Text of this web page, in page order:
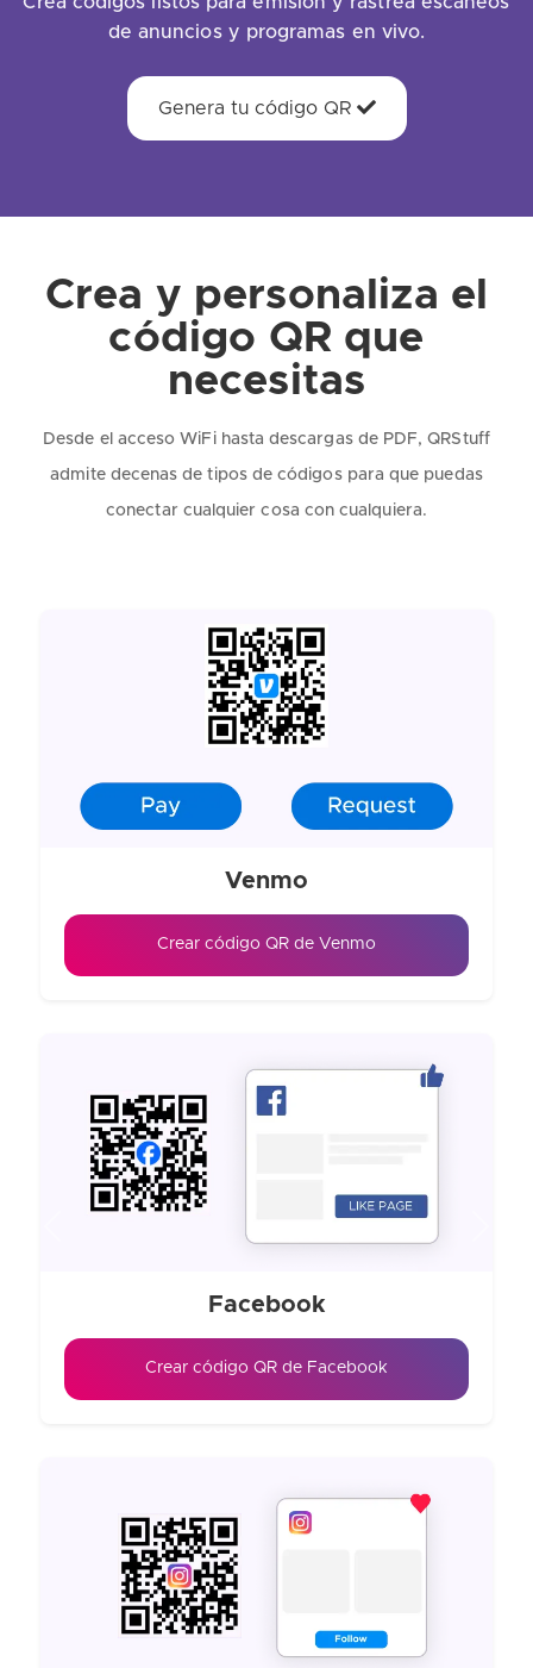
de anuncios y programas en vivo.
Genera tu código QR
Crea y personaliza el
código QR que
necesitas
Desde el acceso WiFi hasta descargas de PDF, QRStuff
admite decenas de tipos de códigos para que puedas
conectar cualquier cosa con cualquiera.
Venmo
Crear código QR de Venmo
Facebook
Crear código QR de Facebook